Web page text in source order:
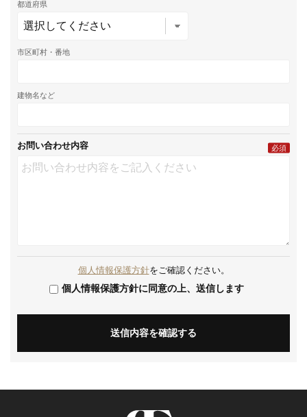
都道府県
市区町村・番地
建物名など
お問い合わせ内容 必須
個人情報保護方針をご確認ください。
個人情報保護方針に同意の上、送信します
送信内容を確認する